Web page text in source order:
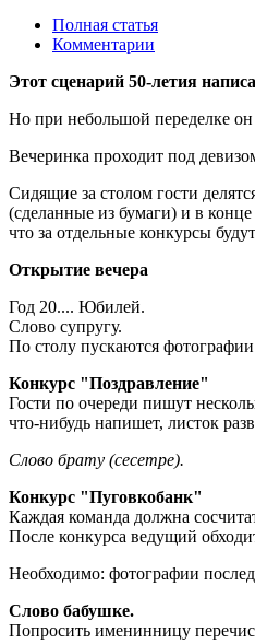
Полная статья
Комментарии
Этот сценарий 50-летия
Но при небольшой переделке
Вечеринка проходит под
Сидящие за столом гости
(сделанные из бумаги) и в
что за отдельные конкурсы
Открытие вечера
Год 20.... Юбилей.
Слово супругу.
По столу пускаются
Конкурс "Поздравление"
Гости по очереди пишут
что-нибудь напишет, листок
Слово брату (сесетре).
Конкурс "Пуговкобанк"
Каждая команда должна
После конкурса ведущий
Необходимо: фотографии
Слово бабушке.
Попросить именинницу